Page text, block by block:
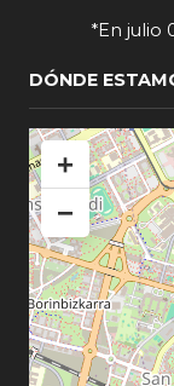
*En julio
DÓNDE
+
−